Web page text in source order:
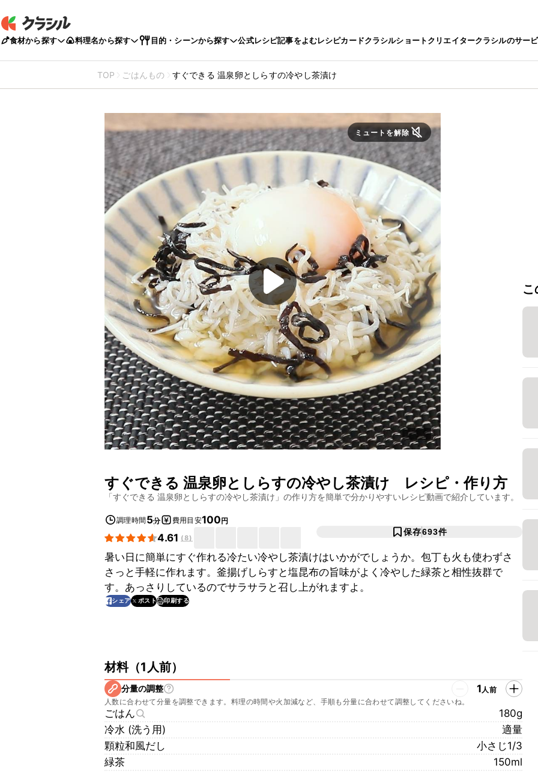
食材から探す 料理名から探す 目的・シーンから探す 公式レシピ記事をよむレシピカードクラシルショートクリエイタークラシルのサー
TOP ごはんもの すぐできる 温泉卵としらすの冷やし茶漬け
ミュートを解除
すぐできる 温泉卵としらすの冷やし茶漬け レシピ・作り方
「すぐできる 温泉卵としらすの冷やし茶漬け 」の作り方を簡単で分かりやすいレシピ動画で紹介しています。
調理時間 5分 費用目安100円
4.61 (8)
保存693件
暑い日に簡単にすぐ作れる冷たい冷やし茶漬けはいかがでしょうか。包丁も火も使わずさ
さっと手軽に作れます。釜揚げしらすと塩昆布の旨味がよく冷やした緑茶と相性抜群で
す。あっさりしているのでサラサラと召し上がれますよ。
シェア ポスト 印刷する
材料（1人前）
分量の調整 1人前
人数に合わせて分量を調整できます。料理の時間や火加減など、手順も分量に合わせて調整してくださいね。
ごはん
180g
冷水 (洗う用)
適量
顆粒和風だし
小さじ1/3
緑茶
150ml